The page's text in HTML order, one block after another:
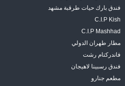
فندق بارك حيات طرقبة مشهد
C.I.P Kish
C.I.P Mashhad
مطار طهران الدولي
فاندركتام رشت
فندق رسبينا لاهيجان
مطعم جنارو